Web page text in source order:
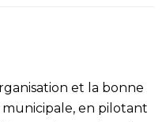
et la bonne
en pilotant